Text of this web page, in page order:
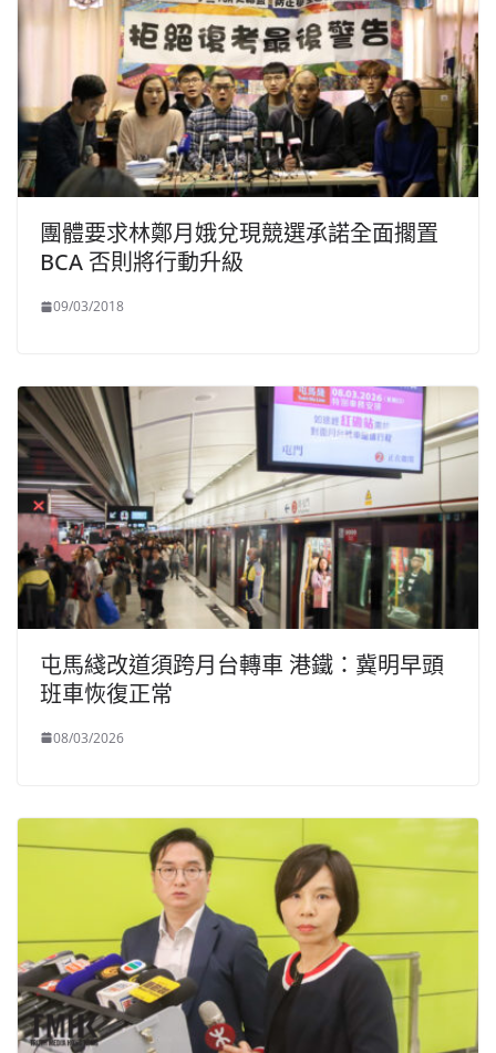
團體要求林鄭月娥兌現競選承諾全面擱置
BCA 否則將行動升級
09/03/2018
屯馬綫改道須跨月台轉車 港鐵：冀明早頭
班車恢復正常
08/03/2026